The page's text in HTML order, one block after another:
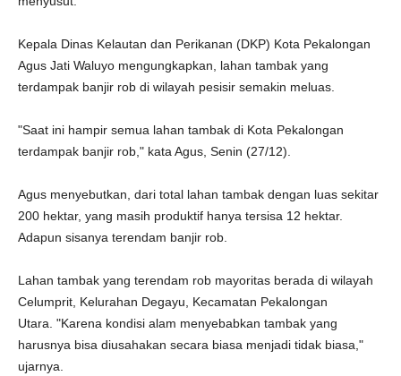
Kepala Dinas Kelautan dan Perikanan (DKP) Kota Pekalongan
Agus Jati Waluyo mengungkapkan, lahan tambak yang
terdampak banjir rob di wilayah pesisir semakin meluas.
"Saat ini hampir semua lahan tambak di Kota Pekalongan
terdampak banjir rob," kata Agus, Senin (27/12).
Agus menyebutkan, dari total lahan tambak dengan luas sekitar
200 hektar, yang masih produktif hanya tersisa 12 hektar.
Adapun sisanya terendam banjir rob.
Lahan tambak yang terendam rob mayoritas berada di wilayah
Celumprit, Kelurahan Degayu, Kecamatan Pekalongan
Utara. "Karena kondisi alam menyebabkan tambak yang
harusnya bisa diusahakan secara biasa menjadi tidak biasa,"
ujarnya.